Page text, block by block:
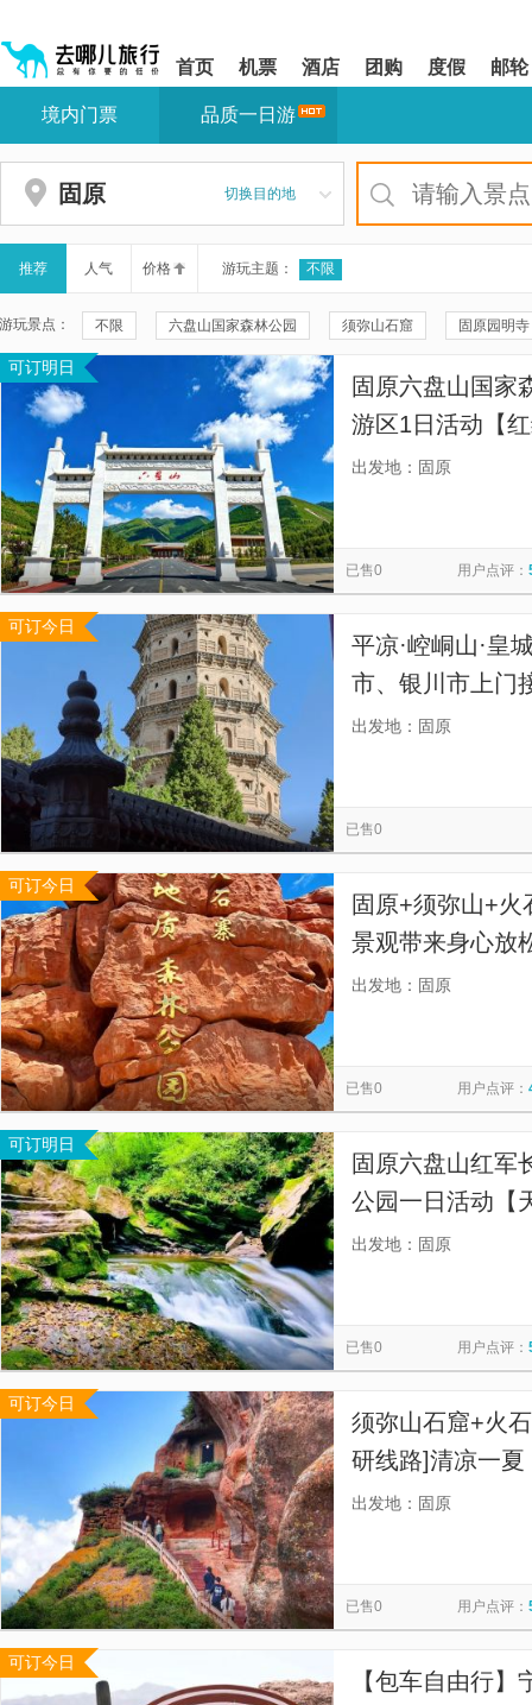
shift+enter
网
导
盲
导
模
式
您
站
区,
本
有
6
个
键
浏
览
信
息
首页 机票 酒店 团购 度假 邮轮
您
站
区
境内门票 品质一日游
固原 切换目的地
推荐 人气 价格 游玩主题： 不限
游玩景点： 不限 六盘山国家森林公园 须弥山石窟 固原园明寺
固原清真东寺 固原城隍庙
冶家村 金鸡坪梯田公园 老巷子创客园
隆德县文化馆(六盘山文化城店)
战国秦长城(于崾岘段) 朝那湫
崆峒山 彭阳县博物馆 须弥山石窟-大佛楼
凉殿峡 姚河源遗址 六盘玩美乐园 源石酒庄
宁夏水洞沟旅游区 白云寺景区
可订明日
固原六盘山国家
游区1日活动【
征一日尽赏。】
出发地：固原
已售0 用户点评：
可订今日
平凉·崆峒山·皇
市、银川市上门
出发地：固原
已售0
可订今日
固原+须弥山+
景观带来身心放
一趟旅程实现双
出发地：固原
已售0 用户点评：
可订明日
固原六盘山红军
公园一日活动【
板！】
出发地：固原
已售0 用户点评：
可订今日
须弥山石窟+火
研线路]清凉一
出发地：固原
已售0 用户点评：
可订今日
【包车自由行